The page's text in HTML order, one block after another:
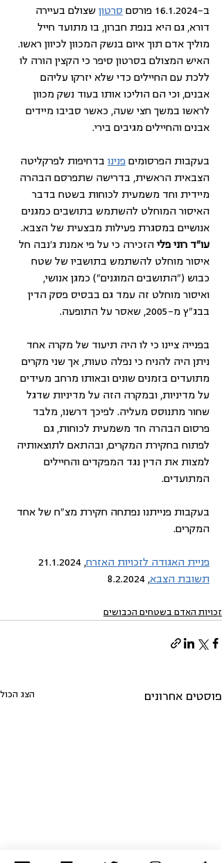
ב-16.1.2024 פורסם
סרטון שצולם בעיירה
דורא, גם היא בנפת חברון, בו מתועד חייל
מוליך אדם תוך איום בנשק המכוון לכיוון ראשו.
האיש המצולם בסרטון סיפר כי הקצין הורה לו
ללכת עם החיילים כדי שלא יזרקו עליהם
אבנים, וכי הם הוליכו אותו בעוד נשק מכוון
לראשו במשך חצי שעה, כאשר סביבו מיידים
אבנים והחיילים מגיבים בירי.
בעקבות הפרסומים פנינו בדחיפות לפרקליטה
הצבאית הראשית, בדרישה שתפרסם הבהרה
מיידית וחד משמעית לכוחות בשטח בדבר
האיסור המוחלט להשתמש בתושבים כמגנים
אנושיים במסגרת פעילות מבצעית של הצבא.
עו"ד רוני פלי הזכירה כי על פי אמנת ג'נבה חל
איסור מוחלט להשתמש בתושביו של שטח
כבוש ("התושבים המוגנים") כמגן אנושי,
ואיסור מוחלט זה עמד גם בבסיס פסק הדין
בבג"ץ מ-2005, שאסר על התופעה.
בפנייה ציינו כי לו היה תיעוד של מקרה אחד
ניתן היה להניח כי נפלה טעות, אך שני מקרים
מתועדים בזמנים שונים ובאותו מרחב מעידים
על מדיניות, ובמקרה הזה על מדיניות שדגל
שחור מתנוסס מעליה. לפיכך דרשנו, מלבד
פרסום הבהרה חד משמעית לכוחות, גם
לפתוח בחקירת המקרים, ובהתאם לתוצאותיה
למצות את הדין נגד המפקדים והחיילים
המתועדים.
בעקבות פנייתנו נפתחה חקירת מצ"ח של אחד
המקרים.
פניית האגודה לזכויות האזרח, 21.1.2024
תשובת הצבא, 8.2.2024
זכויות האדם בשטחים הכבושים
פוסטים אחרונים הצג הכול